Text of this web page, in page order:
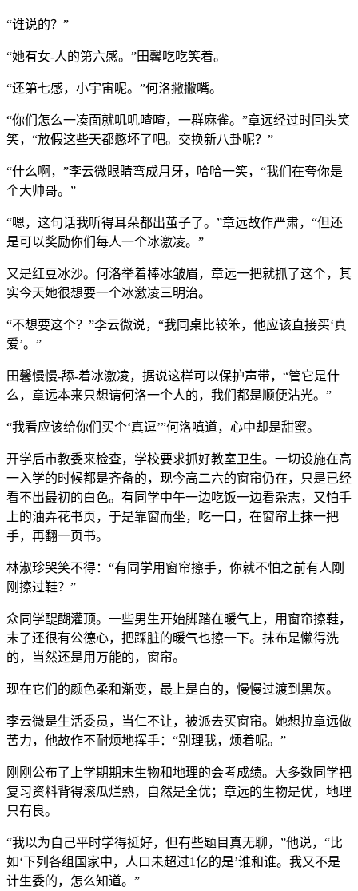
“谁说的？”
“她有女-人的第六感。”田馨吃吃笑着。
“还第七感，小宇宙呢。”何洛撇撇嘴。
“你们怎么一凑面就叽叽喳喳，一群麻雀。”章远经过时回头笑
笑，“放假这些天都憋坏了吧。交换新八卦呢？”
“什么啊，”李云微眼睛弯成月牙，哈哈一笑，“我们在夸你是
个大帅哥。”
“嗯，这句话我听得耳朵都出茧子了。”章远故作严肃，“但还
是可以奖励你们每人一个冰激凌。”
又是红豆冰沙。何洛举着棒冰皱眉，章远一把就抓了这个，其
实今天她很想要一个冰激凌三明治。
“不想要这个？”李云微说，“我同桌比较笨，他应该直接买‘真
爱’。”
田馨慢慢-舔-着冰激凌，据说这样可以保护声带，“管它是什
么，章远本来只想请何洛一个人的，我们都是顺便沾光。”
“我看应该给你们买个‘真逗’”何洛嗔道，心中却是甜蜜。
开学后市教委来检查，学校要求抓好教室卫生。一切设施在高
一入学的时候都是齐备的，现今高二六的窗帘仍在，只是已经
看不出最初的白色。有同学中午一边吃饭一边看杂志，又怕手
上的油弄花书页，于是靠窗而坐，吃一口，在窗帘上抹一把
手，再翻一页书。
林淑珍哭笑不得：“有同学用窗帘擦手，你就不怕之前有人刚
刚擦过鞋？”
众同学醍醐灌顶。一些男生开始脚踏在暖气上，用窗帘擦鞋，
末了还很有公德心，把踩脏的暖气也擦一下。抹布是懒得洗
的，当然还是用万能的，窗帘。
现在它们的颜色柔和渐变，最上是白的，慢慢过渡到黑灰。
李云微是生活委员，当仁不让，被派去买窗帘。她想拉章远做
苦力，他故作不耐烦地挥手：“别理我，烦着呢。”
刚刚公布了上学期期末生物和地理的会考成绩。大多数同学把
复习资料背得滚瓜烂熟，自然是全优；章远的生物是优，地理
只有良。
“我以为自己平时学得挺好，但有些题目真无聊，”他说，“比
如‘下列各组国家中，人口未超过1亿的是’谁和谁。我又不是
计生委的，怎么知道。”